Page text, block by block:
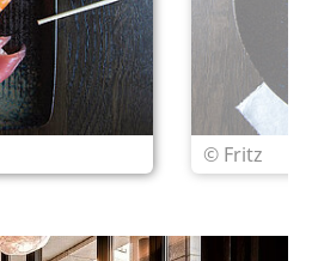
© Fritz